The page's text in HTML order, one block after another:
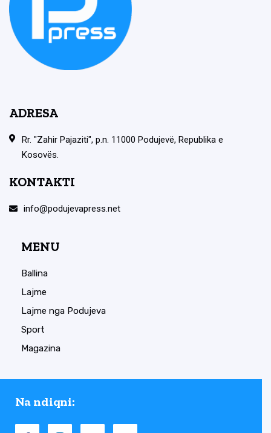
ADRESA
Rr. "Zahir Pajaziti", p.n. 11000 Podujevë, Republika e
Kosovës.
KONTAKTI
info@podujevapress.net
MENU
Ballina
Lajme
Lajme nga Podujeva
Sport
Magazina
Na ndiqni: